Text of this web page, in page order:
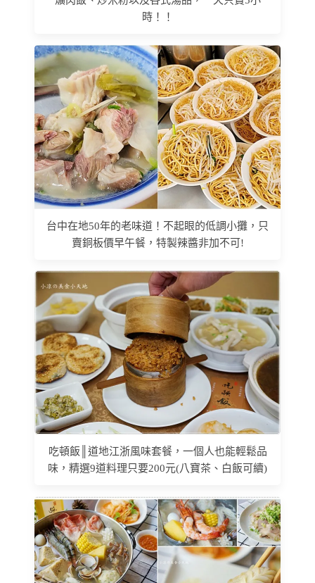
時！！
台中在地50年的老味道！不起眼的低調小攤，只
賣銅板價早午餐，特製辣醬非加不可!
吃頓飯║道地江浙風味套餐，一個人也能輕鬆品
味，精選9道料理只要200元(八寶茶、白飯可續)